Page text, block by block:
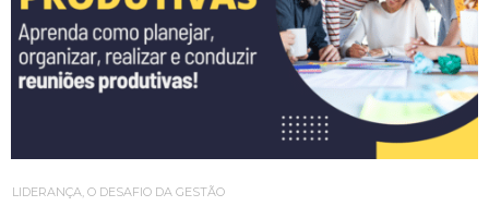
LIDERANÇA, O DESAFIO DA GESTÃO